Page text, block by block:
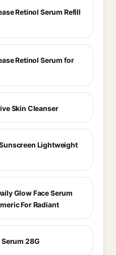
Retinol Serum Refill
Retinol Serum for
Skin Cleanser
Lightweight
Glow Face Serum
For Radiant
28G